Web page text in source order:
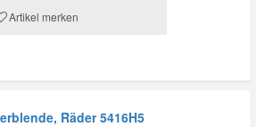
Artikel merken
Räder5416H5